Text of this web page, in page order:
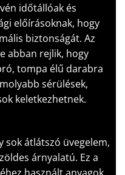
időtállóak és
előírásoknak, hogy
biztonságát. Az
abban rejlik, hogy
tompa élű darabra
sérülések,
keletkezhetnek.
sok átlátszó üvegelem,
árnyalatú. Ez a